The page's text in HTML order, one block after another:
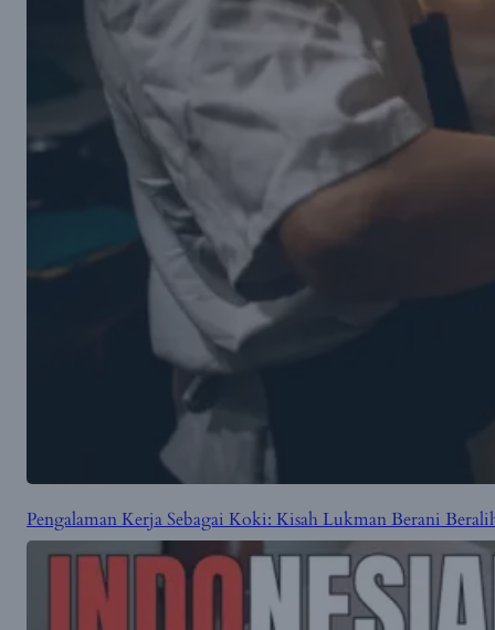
Pengalaman Kerja Sebagai Koki: Kisah Lukman Berani